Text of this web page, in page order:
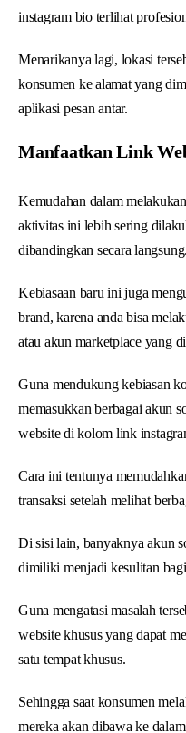
instagram bio terlihat
Menarikanya lagi, lokasi
konsumen ke alamat yang
aplikasi pesan antar.
Manfaatkan Link
Kemudahan dalam
aktivitas ini lebih sering
dibandingkan secara langsung.
Kebiasaan baru ini juga
brand, karena anda bisa
atau akun marketplace yang
Guna mendukung kebiasan
memasukkan berbagai akun
website di kolom link
Cara ini tentunya
transaksi setelah melihat
Di sisi lain, banyaknya akun
dimiliki menjadi kesulitan
Guna mengatasi masalah
website khusus yang dapat
satu tempat khusus.
Sehingga saat konsumen
mereka akan dibawa ke